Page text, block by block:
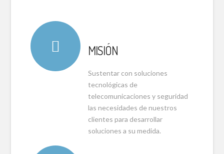
MISIÓN
Sustentar con soluciones
tecnológicas de
telecomunicaciones y seguridad
las necesidades de nuestros
clientes para desarrollar
soluciones a su medida.